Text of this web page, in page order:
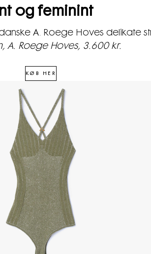
og feminint
A. Roege Hoves delikate
A. Roege Hoves, 3.600 kr.
KØB HER